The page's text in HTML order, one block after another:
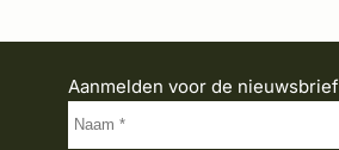
Aanmelden voor de nieuwsbrief